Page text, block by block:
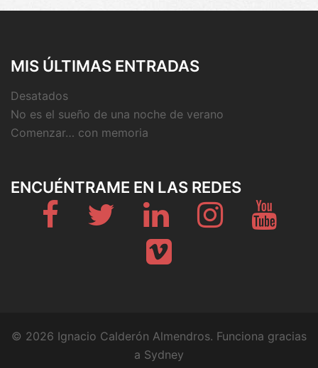
MIS ÚLTIMAS ENTRADAS
Desatados
No es el sueño de una noche de verano
Comenzar… con memoria
ENCUÉNTRAME EN LAS REDES
Fb Twitter Linkedin Instagram
Vimeo
© 2026 Ignacio Calderón Almendros. Funciona gracias
a Sydney